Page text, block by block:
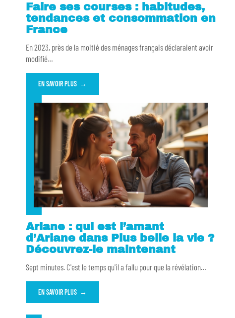
Faire ses courses : habitudes,
tendances et consommation en
France
En 2023, près de la moitié des ménages français déclaraient avoir
modifié…
EN SAVOIR PLUS
Ariane : qui est l’amant
d’Ariane dans Plus belle la vie ?
Découvrez-le maintenant
Sept minutes. C'est le temps qu'il a fallu pour que la révélation…
EN SAVOIR PLUS